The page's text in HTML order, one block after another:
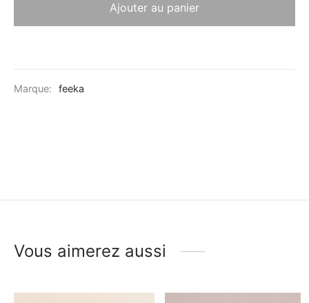
Ajouter au panier
Marque: feeka
Vous aimerez aussi